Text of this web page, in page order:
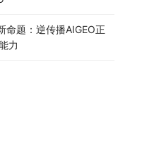
命题：逆传播AIGEO正
力